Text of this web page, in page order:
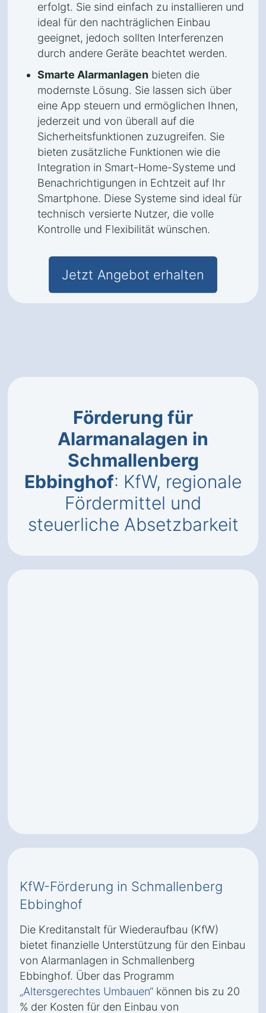
erfolgt. Sie sind einfach zu installieren und
ideal für den nachträglichen Einbau
geeignet, jedoch sollten Interferenzen
durch andere Geräte beachtet werden.
Smarte Alarmanlagen bieten die
modernste Lösung. Sie lassen sich über
eine App steuern und ermöglichen Ihnen,
jederzeit und von überall auf die
Sicherheitsfunktionen zuzugreifen. Sie
bieten zusätzliche Funktionen wie die
Integration in Smart-Home-Systeme und
Benachrichtigungen in Echtzeit auf Ihr
Smartphone. Diese Systeme sind ideal für
technisch versierte Nutzer, die volle
Kontrolle und Flexibilität wünschen.
Jetzt Angebot erhalten
Förderung für
Alarmanalagen in
Schmallenberg
Ebbinghof: KfW, regionale
Fördermittel und
steuerliche Absetzbarkeit
KfW-Förderung in Schmallenberg
Ebbinghof
Die Kreditanstalt für Wiederaufbau (KfW)
bietet finanzielle Unterstützung für den Einbau
von Alarmanlagen in Schmallenberg
Ebbinghof. Über das Programm
„Altersgerechtes Umbauen“ können bis zu 20
% der Kosten für den Einbau von